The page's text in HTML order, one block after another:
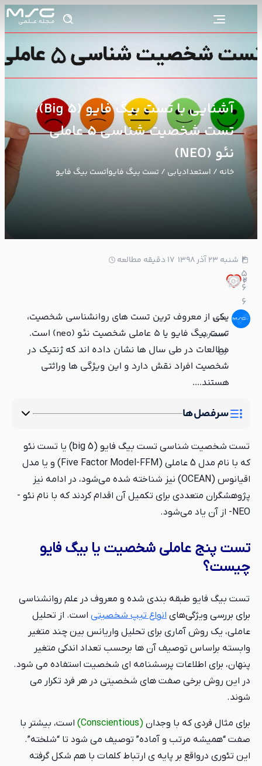
آشنایی با تست بیگ فایو (Big 5)،
تست شخصیت شناسی 5 عاملی
نئو (NEO)
خانه / استعدادیابی / تست بیگ فایو|تست بیگ فایو
شنبه ۲۳ آذر ۱۳۹۸ 17 دقیقه مطالعه
0
2
2
5
6
6
مای
اسمارت
ژن
یکی از معروف ترین تست های روانشناسی شخصیت،
تست بیگ فایو یا 5 عاملی شخصیت نئو (neo) است.
مطالعات در طی سال ها نشان داده اند که ژنتیک در
شخصیت افراد نقش دارد و این ویژگی ها وراثتی
هستند....
سرفصل‌ها
تست شخصیت شناسی تست بیگ فایو (big 5) یا تست نئو
که با نام مدل 5 عاملی (Five Factor Model-FFM) و یا مدل
اقیانوس (OCEAN) نیز شناخته شده می‌شود، در ادامه نیز
پژوهشگران متعددی برای تکمیل آن اقدام کردند که با نام نئو -
NEO- از آن یاد می‌شود.
تست پنج عاملی شخصیت یا بیگ فایو
چیست؟
تست بیگ فایو طبقه بندی شده و معروف در علم روانشناسی
برای بررسی ویژگی‌های انواع تیپ شخصیتی است. از تحلیل
عاملی، یک روش آماری برای تحلیل واریانس بین چند متغیر
وابسته براساس توصیف آن ها برحسب تعداد اندکی متغیر
پنهان، برای اطلاعات پرسشنامه ای شخصیت استفاده می شود.
در این روش برخی صفت های شخصیتی در هر فرد تکرار می
شوند.
برای مثال فردی که با وجدان (Conscientious)
است، بیشتر با
صفت “همیشه مرتب و آماده” توصیف می شود تا “شلخته”.
این تئوری درواقع بر پایه ی ارتباط کلمات با هم شکل گرفته